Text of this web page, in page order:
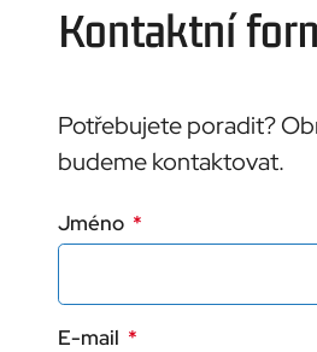
Kontaktní
Potřebujete poradit?
budeme kontaktovat.
Jméno
E-mail